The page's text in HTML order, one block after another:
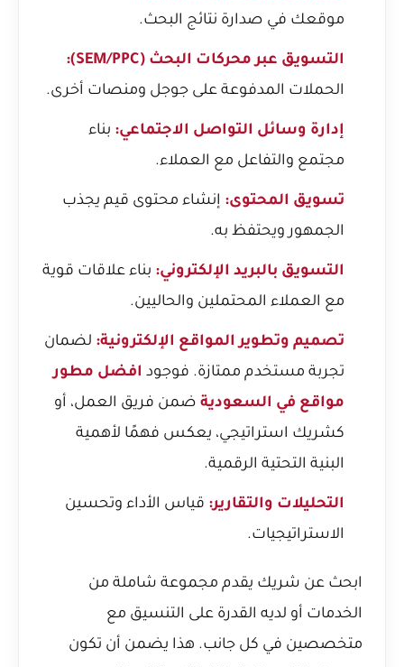
موقعك في صدارة نتائج البحث.
التسويق عبر محركات البحث (SEM/PPC):
الحملات المدفوعة على جوجل ومنصات أخرى.
إدارة وسائل التواصل الاجتماعي: بناء
مجتمع والتفاعل مع العملاء.
تسويق المحتوى: إنشاء محتوى قيم يجذب
الجمهور ويحتفظ به.
التسويق بالبريد الإلكتروني: بناء علاقات قوية
مع العملاء المحتملين والحاليين.
تصميم وتطوير المواقع الإلكترونية: لضمان
تجربة مستخدم ممتازة. فوجود افضل مطور
مواقع في السعودية ضمن فريق العمل، أو
كشريك استراتيجي، يعكس فهمًا لأهمية
البنية التحتية الرقمية.
التحليلات والتقارير: قياس الأداء وتحسين
الاستراتيجيات.
ابحث عن شريك يقدم مجموعة شاملة من
الخدمات أو لديه القدرة على التنسيق مع
متخصصين في كل جانب. هذا يضمن أن تكون